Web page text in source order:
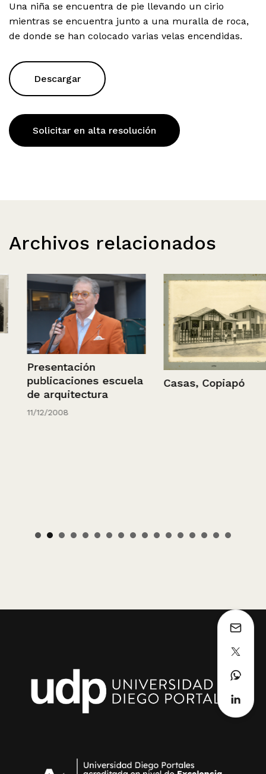
Una niña se encuentra de pie llevando un cirio
mientras se encuentra junto a una muralla de roca,
de donde se han colocado varias velas encendidas.
Descargar
Solicitar en alta resolución
Archivos relacionados
Presentación
publicaciones escuela
de arquitectura
11/12/2008
Casas, Copiapó